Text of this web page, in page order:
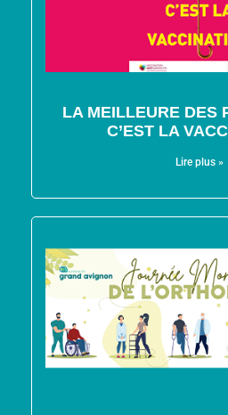
LA MEILLEURE DES
C’EST LA
Lire plus »